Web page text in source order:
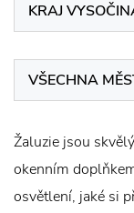
KRAJ
VŠECHNA
Žaluzie jsou
okenním
osvětlení, jaké si